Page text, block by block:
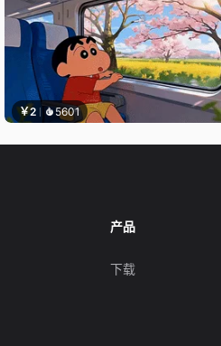
￥2 5601
产品
下载